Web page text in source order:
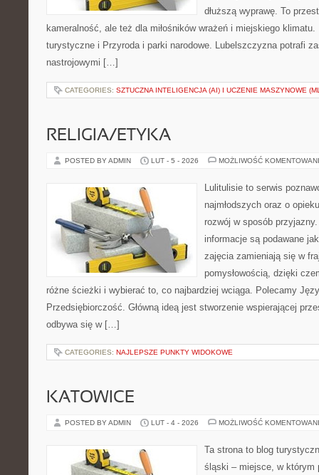
dłuższą wyprawę. To
kameralność, ale też dla miłośników wrażeń i miejskiego
turystyczne i Przyroda i parki narodowe. Lubelszczyzna potrafi
nastrojowymi […]
CATEGORIES: SZTUCZNA INTELIGENCJA (AI) I UCZENIE MASZYNOWE
RELIGIA/ETYKA
POSTED BY ADMIN LUT - 5 - 2026 MOŻLIWOŚĆ
Lulitulisie to serwis
najmłodszych oraz o
rozwój w sposób
informacje są podawane
zajęcia zamieniają się w
pomysłowością, dzięki
różne ścieżki i wybierać to, co najbardziej wciąga. Polecamy
Przedsiębiorczość. Główną ideą jest stworzenie wspierającej
odbywa się w […]
CATEGORIES: NAJLEPSZE PUNKTY WIDOKOWE
KATOWICE
POSTED BY ADMIN LUT - 4 - 2026 MOŻLIWOŚĆ
Ta strona to blog
śląski – miejsce, w którym